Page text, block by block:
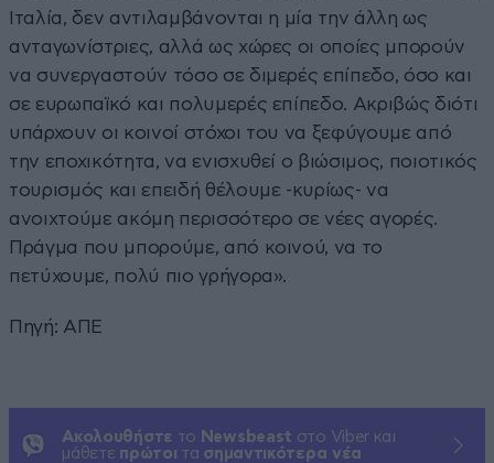
Ιταλία, δεν αντιλαμβάνονται η μία την άλλη ως
ανταγωνίστριες, αλλά ως χώρες οι οποίες μπορούν
να συνεργαστούν τόσο σε διμερές επίπεδο, όσο και
σε ευρωπαϊκό και πολυμερές επίπεδο. Ακριβώς διότι
υπάρχουν οι κοινοί στόχοι του να ξεφύγουμε από
την εποχικότητα, να ενισχυθεί ο βιώσιμος, ποιοτικός
τουρισμός και επειδή θέλουμε -κυρίως- να
ανοιχτούμε ακόμη περισσότερο σε νέες αγορές.
Πράγμα που μπορούμε, από κοινού, να το
πετύχουμε, πολύ πιο γρήγορα».
Πηγή: ΑΠΕ
Ακολουθήστε το Newsbeast στο Viber και
μάθετε πρώτοι τα σημαντικότερα νέα